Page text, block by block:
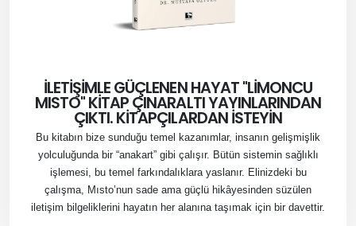
İLETİŞİMLE GÜÇLENEN HAYAT "LİMONCU
MISTO" KİTAP ÇINARALTI YAYINLARINDAN
ÇIKTI. KİTAPÇILARDAN İSTEYİN
Bu kitabın bize sunduğu temel kazanımlar, insanın gelişmişlik
yolculuğunda bir “anakart” gibi çalışır. Bütün sistemin sağlıklı
işlemesi, bu temel farkındalıklara yaslanır. Elinizdeki bu
çalışma, Mısto’nun sade ama güçlü hikâyesinden süzülen
iletişim bilgeliklerini hayatın her alanına taşımak için bir davettir.